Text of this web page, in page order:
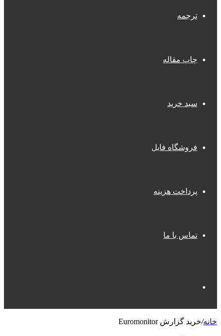
ترجمه
چاپ مقاله
سبد خرید
فروشگاه فایل
پرداخت هزینه
تماس با ما
خانه/خرید گزارش Euromonitor